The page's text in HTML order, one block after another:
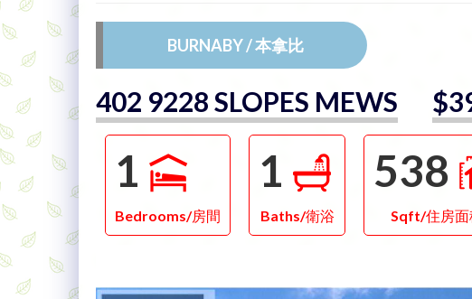
BURNABY / 本拿比
402 9228 SLOPES MEWS
1
Bedrooms/房間
1
Baths/衛浴
538
Sqft/住房面